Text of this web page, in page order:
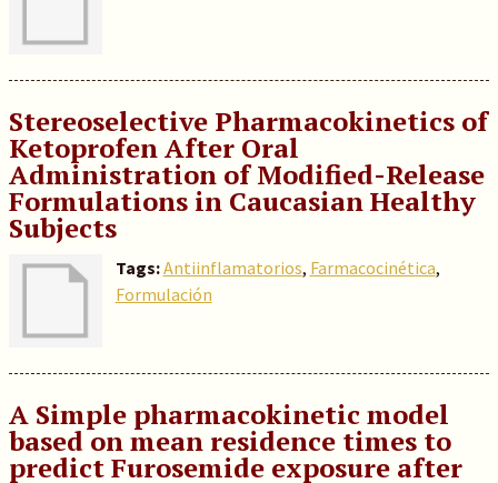
Stereoselective Pharmacokinetics of
Ketoprofen After Oral
Administration of Modified-Release
Formulations in Caucasian Healthy
Subjects
Tags:Antiinflamatorios, Farmacocinética,
Formulación
A Simple pharmacokinetic model
based on mean residence times to
predict Furosemide exposure after